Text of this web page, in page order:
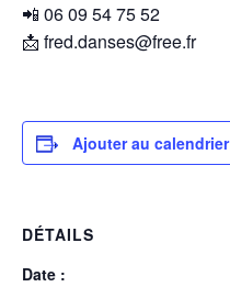
📲 06 09 54 75 52
📩 fred.danses@free.fr
Ajouter au calendrier
DÉTAILS
Date :